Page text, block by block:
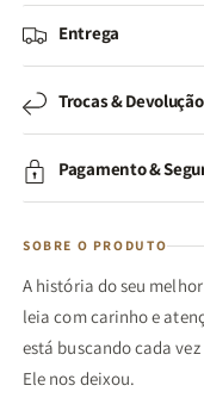
Entrega
Trocas & Devolução
Pagamento &
SOBRE O PRODUTO
A história do seu
leia com carinho e
está buscando cada
Ele nos deixou.